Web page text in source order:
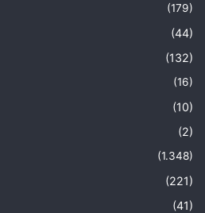
(179)
(44)
(132)
(16)
(10)
(2)
(1.348)
(221)
(41)